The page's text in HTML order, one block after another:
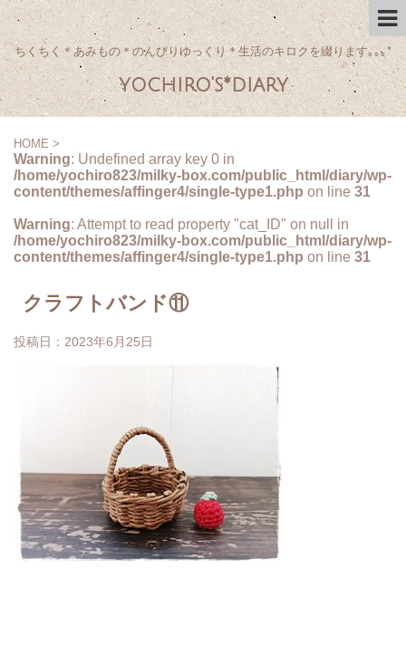
ちくちく＊あみもの＊のんびりゆっくり＊生活のキロクを綴ります｡｡｡*
yochiro's*diary
HOME >
Warning: Undefined array key 0 in
/home/yochiro823/milky-box.com/public_html/diary/wp-
content/themes/affinger4/single-type1.php on line 31
Warning: Attempt to read property "cat_ID" on null in
/home/yochiro823/milky-box.com/public_html/diary/wp-
content/themes/affinger4/single-type1.php on line 31
クラフトバンド⑪
投稿日： 2023年6月25日